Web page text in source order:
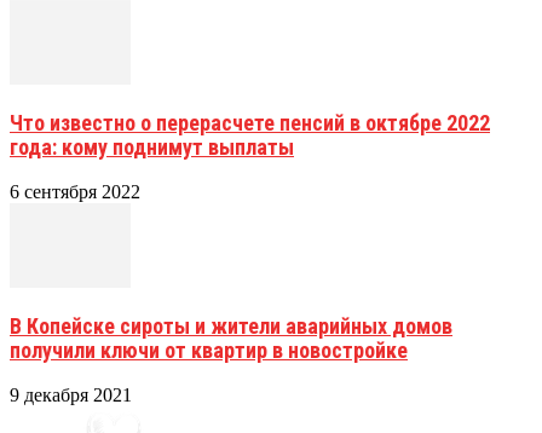
Что известно о перерасчете пенсий в октябре 2022
года: кому поднимут выплаты
6 сентября 2022
В Копейске сироты и жители аварийных домов
получили ключи от квартир в новостройке
9 декабря 2021